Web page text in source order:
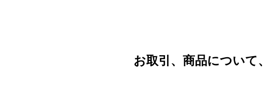
お取引、商品について、